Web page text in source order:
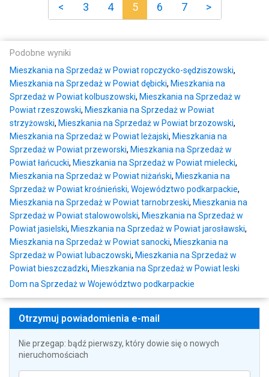
< 3 4 5 6 7 >
Podobne wyniki
Mieszkania na Sprzedaż w Powiat ropczycko-sędziszowski,
Mieszkania na Sprzedaż w Powiat dębicki, Mieszkania na
Sprzedaż w Powiat kolbuszowski, Mieszkania na Sprzedaż w
Powiat rzeszowski, Mieszkania na Sprzedaż w Powiat
strzyżowski, Mieszkania na Sprzedaż w Powiat brzozowski,
Mieszkania na Sprzedaż w Powiat leżajski, Mieszkania na
Sprzedaż w Powiat przeworski, Mieszkania na Sprzedaż w
Powiat łańcucki, Mieszkania na Sprzedaż w Powiat mielecki,
Mieszkania na Sprzedaż w Powiat niżański, Mieszkania na
Sprzedaż w Powiat krośnieński, Województwo podkarpackie,
Mieszkania na Sprzedaż w Powiat tarnobrzeski, Mieszkania na
Sprzedaż w Powiat stalowowolski, Mieszkania na Sprzedaż w
Powiat jasielski, Mieszkania na Sprzedaż w Powiat jarosławski,
Mieszkania na Sprzedaż w Powiat sanocki, Mieszkania na
Sprzedaż w Powiat lubaczowski, Mieszkania na Sprzedaż w
Powiat bieszczadzki, Mieszkania na Sprzedaż w Powiat leski
Dom na Sprzedaż w Województwo podkarpackie
Otrzymuj powiadomienia e-mail
Nie przegap: bądź pierwszy, który dowie się o nowych
nieruchomościach